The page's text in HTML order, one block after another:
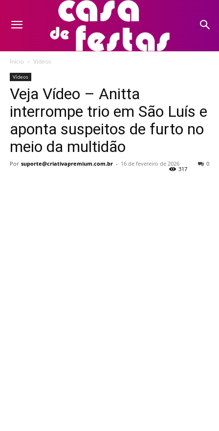
Início Vídeos
Vídeos
Veja Vídeo – Anitta
interrompe trio em São Luís e
aponta suspeitos de furto no
meio da multidão
Por suporte@criativapremium.com.br - 16 de fevereiro de 2026 0
317